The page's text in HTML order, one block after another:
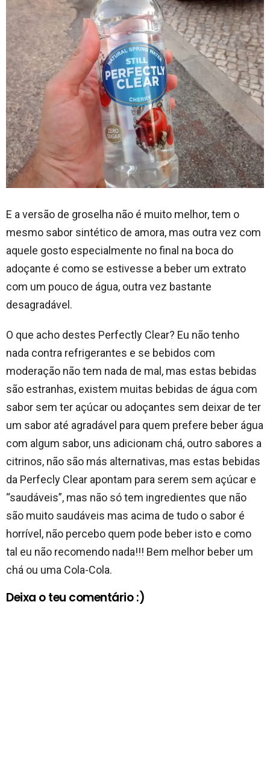
E a versão de groselha não é muito melhor, tem o
mesmo sabor sintético de amora, mas outra vez com
aquele gosto especialmente no final na boca do
adoçante é como se estivesse a beber um extrato
com um pouco de água, outra vez bastante
desagradável.
O que acho destes Perfectly Clear? Eu não tenho
nada contra refrigerantes e se bebidos com
moderação não tem nada de mal, mas estas bebidas
são estranhas, existem muitas bebidas de água com
sabor sem ter açúcar ou adoçantes sem deixar de ter
um sabor até agradável para quem prefere beber água
com algum sabor, uns adicionam chá, outro sabores a
citrinos, não são más alternativas, mas estas bebidas
da Perfecly Clear apontam para serem sem açúcar e
“saudáveis”, mas não só tem ingredientes que não
são muito saudáveis mas acima de tudo o sabor é
horrível, não percebo quem pode beber isto e como
tal eu não recomendo nada!!! Bem melhor beber um
chá ou uma Cola-Cola.
Deixa o teu comentário :)